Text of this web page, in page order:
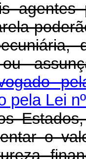
agentes
ou
pela Lei
o